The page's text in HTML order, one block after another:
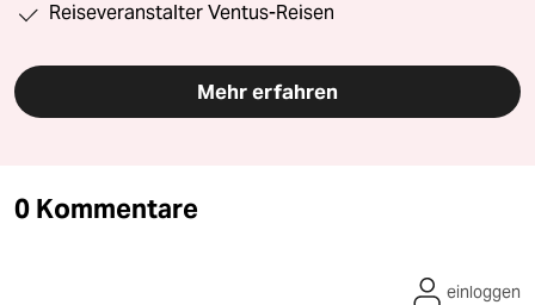
Reiseveranstalter Ventus-Reisen
Mehr erfahren
0 Kommentare
einloggen